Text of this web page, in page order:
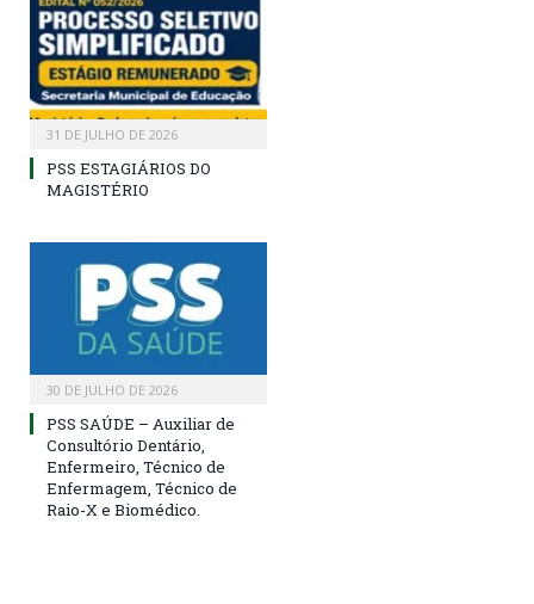
31 DE JULHO DE 2026
PSS ESTAGIÁRIOS DO
MAGISTÉRIO
30 DE JULHO DE 2026
PSS SAÚDE – Auxiliar de
Consultório Dentário,
Enfermeiro, Técnico de
Enfermagem, Técnico de
Raio-X e Biomédico.